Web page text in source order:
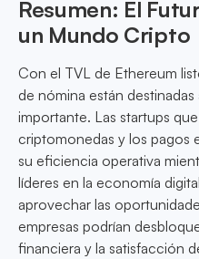
Resumen: El
un Mundo Cripto
Con el TVL de Ethereum
de nómina están
importante. Las startups
criptomonedas y los pagos
su eficiencia operativa
líderes en la economía
aprovechar las
empresas podrían
financiera y la satisfacción